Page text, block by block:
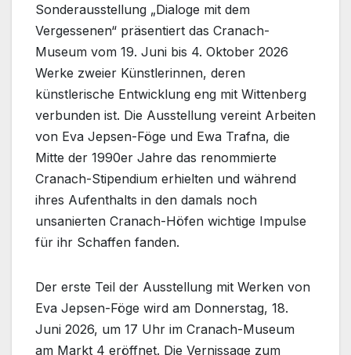
Sonderausstellung „Dialoge mit dem
Vergessenen“ präsentiert das Cranach-
Museum vom 19. Juni bis 4. Oktober 2026
Werke zweier Künstlerinnen, deren
künstlerische Entwicklung eng mit Wittenberg
verbunden ist. Die Ausstellung vereint Arbeiten
von Eva Jepsen-Föge und Ewa Trafna, die
Mitte der 1990er Jahre das renommierte
Cranach-Stipendium erhielten und während
ihres Aufenthalts in den damals noch
unsanierten Cranach-Höfen wichtige Impulse
für ihr Schaffen fanden.
Der erste Teil der Ausstellung mit Werken von
Eva Jepsen-Föge wird am Donnerstag, 18.
Juni 2026, um 17 Uhr im Cranach-Museum
am Markt 4 eröffnet. Die Vernissage zum